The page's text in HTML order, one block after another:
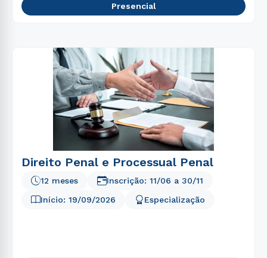
Presencial
Direito Penal e Processual Penal
12 meses
Início: 19/09/2026 Especialização
Inscrição: 11/06 a 30/11